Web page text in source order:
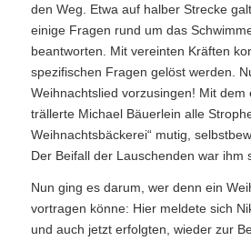
den Weg. Etwa auf halber Strecke
einige Fragen rund um das
beantworten. Mit vereinten Kräften
spezifischen Fragen gelöst werden.
Weihnachtslied vorzusingen! Mit dem
trällerte Michael Bäuerlein alle
Weihnachtsbäckerei“ mutig,
Der Beifall der Lauschenden war ihm
Nun ging es darum, wer denn ein
vortragen könne: Hier meldete sich
und auch jetzt erfolgten, wieder zur